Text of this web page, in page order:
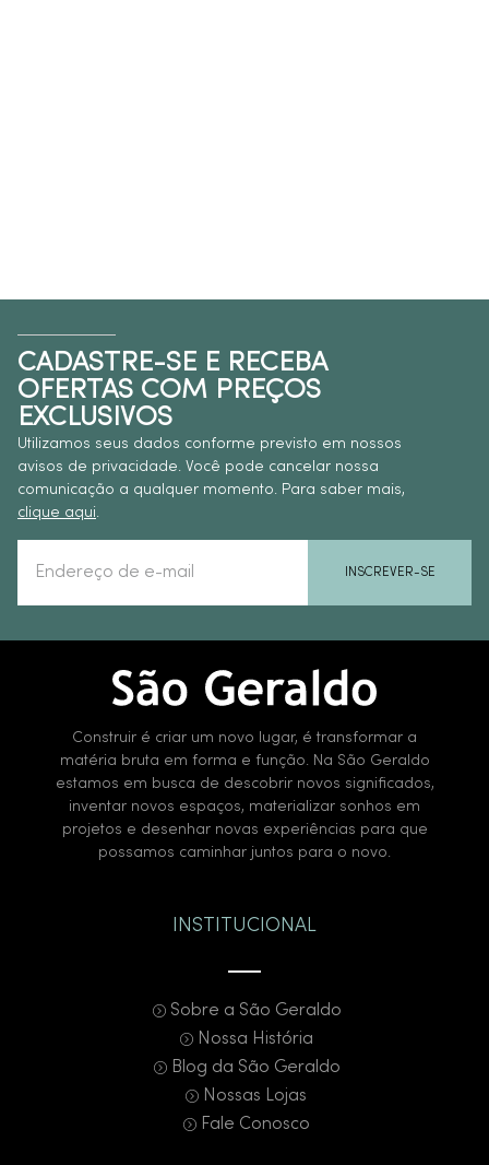
CADASTRE-SE E RECEBA
OFERTAS COM PREÇOS
EXCLUSIVOS
Utilizamos seus dados conforme previsto em nossos
avisos de privacidade. Você pode cancelar nossa
comunicação a qualquer momento. Para saber mais,
clique aqui.
INSCREVER-SE
Construir é criar um novo lugar, é transformar a
matéria bruta em forma e função. Na São Geraldo
estamos em busca de descobrir novos significados,
inventar novos espaços, materializar sonhos em
projetos e desenhar novas experiências para que
possamos caminhar juntos para o novo.
INSTITUCIONAL
Sobre a São Geraldo
Nossa História
Blog da São Geraldo
Nossas Lojas
Fale Conosco